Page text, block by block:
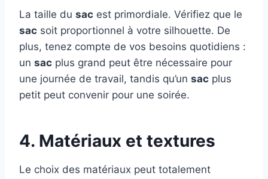
La taille du sac est primordiale. Vérifiez que le
sac soit proportionnel à votre silhouette. De
plus, tenez compte de vos besoins quotidiens :
un sac plus grand peut être nécessaire pour
une journée de travail, tandis qu’un sac plus
petit peut convenir pour une soirée.
4. Matériaux et textures
Le choix des matériaux peut totalement